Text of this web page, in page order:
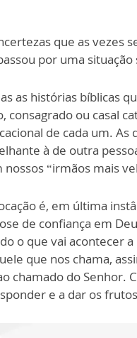
que as vezes
por uma
as histórias bíblicas
consagrado ou casal
de cada um.
à de outra
nossos “irmãos mais
é, em última
de confiança em
o que vai acontecer
que nos chama,
chamado do Senhor.
e a dar os